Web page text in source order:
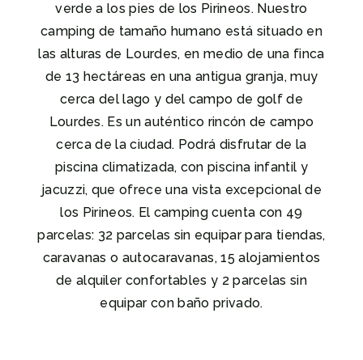
verde a los pies de los Pirineos. Nuestro
camping de tamaño humano está situado en
las alturas de Lourdes, en medio de una finca
de 13 hectáreas en una antigua granja, muy
cerca del lago y del campo de golf de
Lourdes. Es un auténtico rincón de campo
cerca de la ciudad. Podrá disfrutar de la
piscina climatizada, con piscina infantil y
jacuzzi, que ofrece una vista excepcional de
los Pirineos. El camping cuenta con 49
parcelas: 32 parcelas sin equipar para tiendas,
caravanas o autocaravanas, 15 alojamientos
de alquiler confortables y 2 parcelas sin
equipar con baño privado.